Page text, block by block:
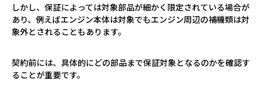
しかし、保証によっては対象部品が細かく限定されている場合が
あり、例えばエンジン本体は対象でもエンジン周辺の補機類は対
象外とされることもあります。
契約前には、具体的にどの部品まで保証対象となるのかを確認す
ることが重要です。